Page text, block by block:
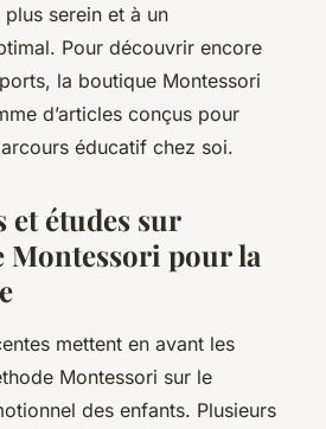
serein et à un
Pour découvrir encore
la boutique Montessori
d’articles conçus pour
éducatif chez soi.
et études sur
Montessori pour la
mettent en avant les
Montessori sur le
des enfants. Plusieurs